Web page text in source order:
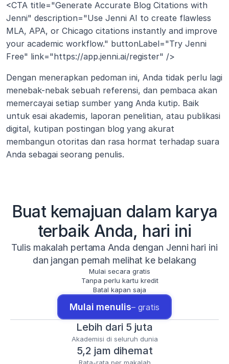
<CTA title="Generate Accurate Blog Citations with
Jenni" description="Use Jenni AI to create flawless
MLA, APA, or Chicago citations instantly and improve
your academic workflow." buttonLabel="Try Jenni
Free" link="https://app.jenni.ai/register" />
Dengan menerapkan pedoman ini, Anda tidak perlu lagi
menebak-nebak sebuah referensi, dan pembaca akan
memercayai setiap sumber yang Anda kutip. Baik
untuk esai akademis, laporan penelitian, atau publikasi
digital, kutipan postingan blog yang akurat
membangun otoritas dan rasa hormat terhadap suara
Anda sebagai seorang penulis.
Buat kemajuan dalam karya
terbaik Anda, hari ini
Tulis makalah pertama Anda dengan Jenni hari ini
dan jangan pernah melihat ke belakang
Mulai secara gratis
Tanpa perlu kartu kredit
Batal kapan saja
Mulai menulis– gratis
Lebih dari 5 juta
Akademisi di seluruh dunia
5,2 jam dihemat